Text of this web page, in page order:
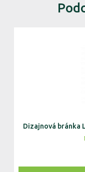
Dizajnová bránka